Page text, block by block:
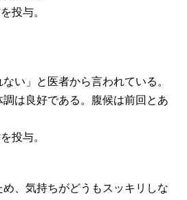
投与。
い」と医者から言われている。
は良好である。腹候は前回とあ
投与。
、気持ちがどうもスッキリしな